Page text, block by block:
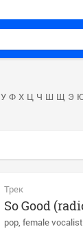
У Ф Х Ц Ч Ш Щ Э
Трек
So Good
pop female